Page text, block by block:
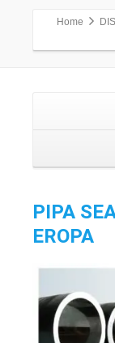
Home
PIPA
EROPA